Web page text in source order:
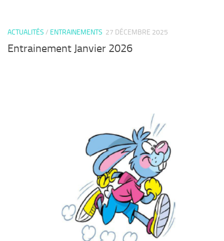
ACTUALITÉS / ENTRAINEMENTS 27 DÉCEMBRE 2025
Entrainement Janvier 2026